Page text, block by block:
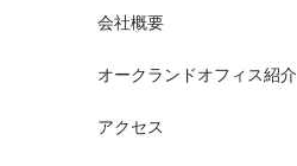
会社概要
オークランドオフィス紹介
アクセス